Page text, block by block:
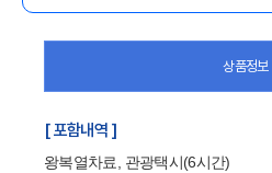
상품정보
[ 포함내역 ]
왕복열차료, 관광택시(6시간)